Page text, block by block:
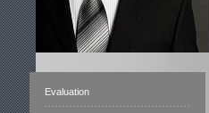
Evaluation